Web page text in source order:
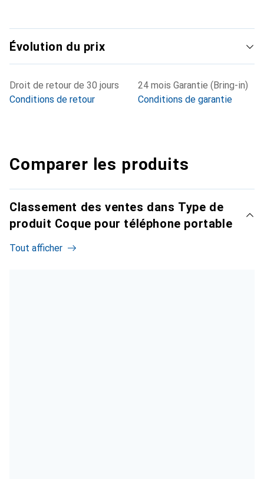
Évolution du prix
Droit de retour de 30 jours
Conditions de retour
24 mois Garantie (Bring-in)
Conditions de garantie
Comparer les produits
Classement des ventes dans Type de
produit Coque pour téléphone portable
Tout afficher